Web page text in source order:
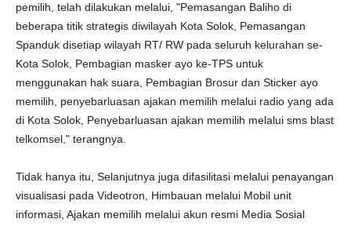
pemilih, telah dilakukan melalui, "Pemasangan Baliho di
beberapa titik strategis diwilayah Kota Solok, Pemasangan
Spanduk disetiap wilayah RT/ RW pada seluruh kelurahan se-
Kota Solok, Pembagian masker ayo ke-TPS untuk
menggunakan hak suara, Pembagian Brosur dan Sticker ayo
memilih, penyebarluasan ajakan memilih melalui radio yang ada
di Kota Solok, Penyebarluasan ajakan memilih melalui sms blast
telkomsel," terangnya.
Tidak hanya itu, Selanjutnya juga difasilitasi melalui penayangan
visualisasi pada Videotron, Himbauan melalui Mobil unit
informasi, Ajakan memilih melalui akun resmi Media Sosial